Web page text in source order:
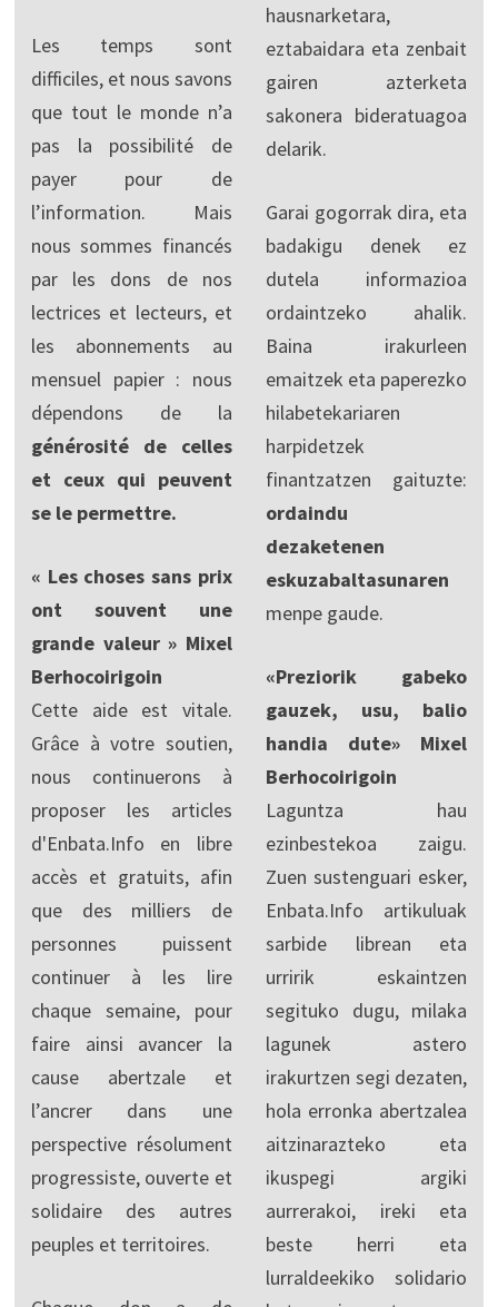
Les temps sont
difficiles, et nous savons
que tout le monde n’a
pas la possibilité de
payer pour de
l’information. Mais
nous sommes financés
par les dons de nos
lectrices et lecteurs, et
les abonnements au
mensuel papier : nous
dépendons de la
générosité de celles
et ceux qui peuvent
se le permettre.
« Les choses sans prix
ont souvent une
grande valeur » Mixel
Berhocoirigoin
Cette aide est vitale.
Grâce à votre soutien,
nous continuerons à
proposer les articles
d'Enbata.Info en libre
accès et gratuits, afin
que des milliers de
personnes puissent
continuer à les lire
chaque semaine, pour
faire ainsi avancer la
cause abertzale et
l’ancrer dans une
perspective résolument
progressiste, ouverte et
solidaire des autres
peuples et territoires.
hausnarketara,
eztabaidara eta zenbait
gairen azterketa
sakonera bideratuagoa
delarik.
Garai gogorrak dira, eta
badakigu denek ez
dutela informazioa
ordaintzeko ahalik.
Baina irakurleen
emaitzek eta paperezko
hilabetekariaren
harpidetzek
finantzatzen gaituzte:
ordaindu
dezaketenen
eskuzabaltasunaren
menpe gaude.
«Preziorik gabeko
gauzek, usu, balio
handia dute» Mixel
Berhocoirigoin
Laguntza hau
ezinbestekoa zaigu.
Zuen sustenguari esker,
Enbata.Info artikuluak
sarbide librean eta
urririk eskaintzen
segituko dugu, milaka
lagunek astero
irakurtzen segi dezaten,
hola erronka abertzalea
aitzinarazteko eta
ikuspegi argiki
aurrerakoi, ireki eta
beste herri eta
lurraldeekiko solidario